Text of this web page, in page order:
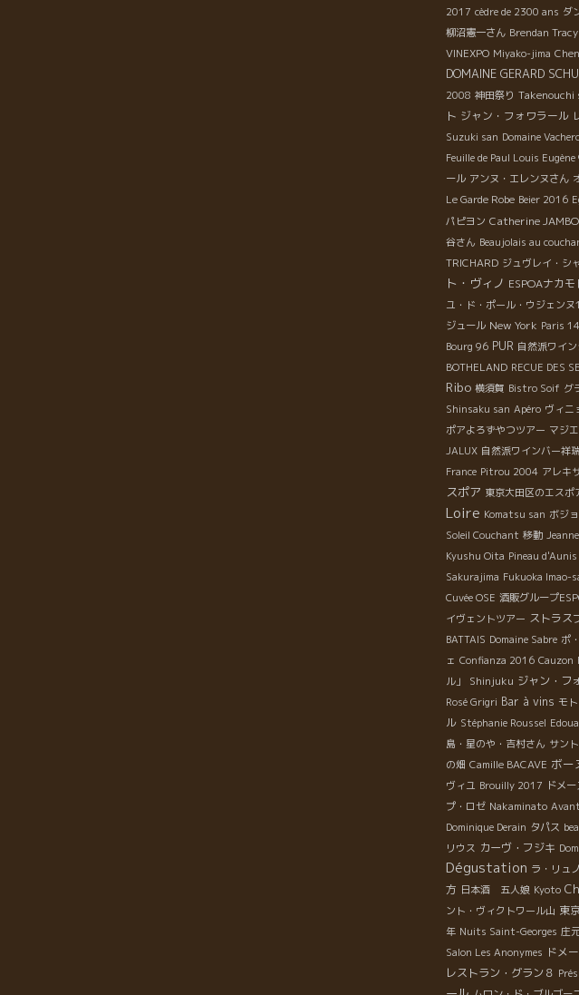
2017 cèdre de 2300 ans ダ
柳沼憲一さん Brendan Tracy
VINEXPO Miyako-jima
DOMAINE GERARD
2008 神田祭り Takenouchi
ト ジャン・フォワラール
Suzuki san Domaine
Feuille de Paul Louis
ール アンヌ・エレンヌさん
Le Garde Robe Beier 2016
パピヨン Catherine
谷さん Beaujolais au
TRICHARD ジュヴレイ・シ
ト・ヴィノ ESPOAナカモ
ユ・ド・ポール・ウジェン
ジュール New York Paris
Bourg 96 PUR 自然派ワイ
BOTHELAND RECUE DES
Ribo 横須賀 Bistro Soif グ
Shinsaku san Apéro ヴィニ
ポアよろずやつツアー マジ
JALUX 自然派ワインバー祥
France Pitrou 2004 アレキ
スポア 東京大田区のエスポ
Loire Komatsu san ボジ
Soleil Couchant 移動
Kyushu Oita Pineau d'Aunis
Sakurajima Fukuoka Imao-
Cuvée OSE 酒販グループ
イヴェントツアー ストラス
BATTAIS Domaine Sabre ポ
ェ Confianza 2016 Cauzon
ル」
Shinjuku ジャン・フ
Rosé Grigri Bar à vins モ
ル Stéphanie Roussel
島・星のや・吉村さん サン
の畑 Camille BACAVE ボー
ヴィユ Brouilly 2017 ドメ
プ・ロゼ Nakaminato
Dominique Derain タパス
リウス カーヴ・フジキ
Dégustation ラ・リュ
方 日本酒 五人娘 Kyoto
ント・ヴィクトワール山 東
年 Nuits Saint-Georges 庄
Salon Les Anonymes ドメ
レストラン・グラン８